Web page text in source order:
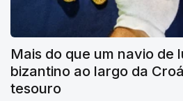
Mais do que um navio de
bizantino ao largo da
tesouro